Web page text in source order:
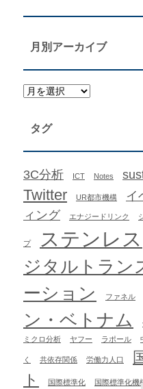
月別アーカイブ
タグ
3C分析 ICT Notes
Twitter UR都市機構
イ
ィング
エナジードリンク
プ ステンレス
ジタルトラン
ーション
ファネル
ン・ベトナム
ミクロ分析 ヤフー ラポール
く 共依存関係 労働力人口
ト
国際標準化 国際標準化機